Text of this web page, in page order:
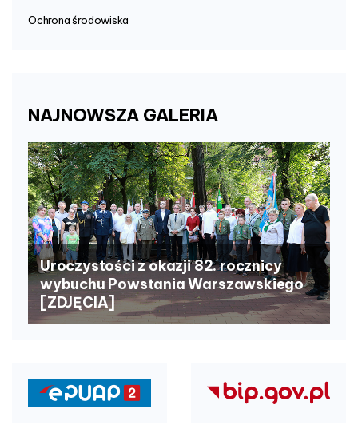
Ochrona środowiska
NAJNOWSZA GALERIA
Uroczystości z okazji 82. rocznicy
wybuchu Powstania Warszawskiego
[ZDJĘCIA]